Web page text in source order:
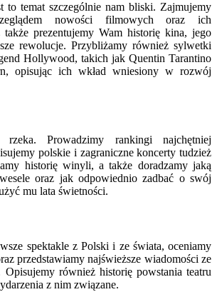
to temat szczególnie nam bliski. Zajmujemy
nowości filmowych oraz ich
także prezentujemy Wam historię kina, jego
rewolucje. Przybliżamy również sylwetki
Hollywood, takich jak Quentin Tarantino
opisując ich wkład wniesiony w rozwój
Prowadzimy rankingi najchętniej
polskie i zagraniczne koncerty tudzież
historię winyli, a także doradzamy jaką
oraz jak odpowiednio zadbać o swój
mu lata świetności.
spektakle z Polski i ze świata, oceniamy
przedstawiamy najświeższe wiadomości ze
Opisujemy również historię powstania teatru
z nim związane.